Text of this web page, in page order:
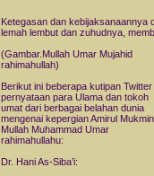
Ketegasan dan kebijaksanaannya
lemah lembut dan zuhudnya,
(Gambar.Mullah Umar Mujahid
rahimahullah)
Berikut ini beberapa kutipan Twitter
pernyataan para Ulama dan tokoh
umat dari berbagai belahan dunia
mengenai kepergian Amirul
Mullah Muhammad Umar
rahimahullahu:
Dr. Hani As-Siba’i: